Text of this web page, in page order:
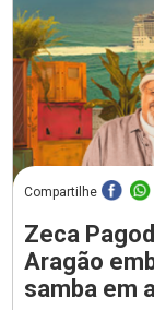
Compartilhe
Zeca
Aragão
samba em